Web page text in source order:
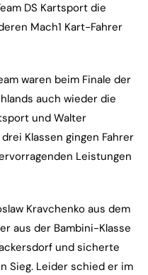
DS Kartsport die
Mach1 Kart-Fahrer
waren beim Finale der
auch wieder die
und Walter
Klassen gingen Fahrer
Leistungen
Kravchenko aus dem
aus der Bambini-Klasse
und sicherte
Sieg. Leider schied er im